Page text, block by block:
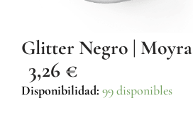
Glitter Negro | Moyra
3,26 €
Disponibilidad: 99 disponibles
Glitter